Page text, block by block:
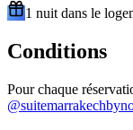
1 nuit dans le
Conditions
Pour chaque
@